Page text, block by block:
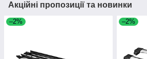
Акційні пропозиції та новинки
–2% –2%